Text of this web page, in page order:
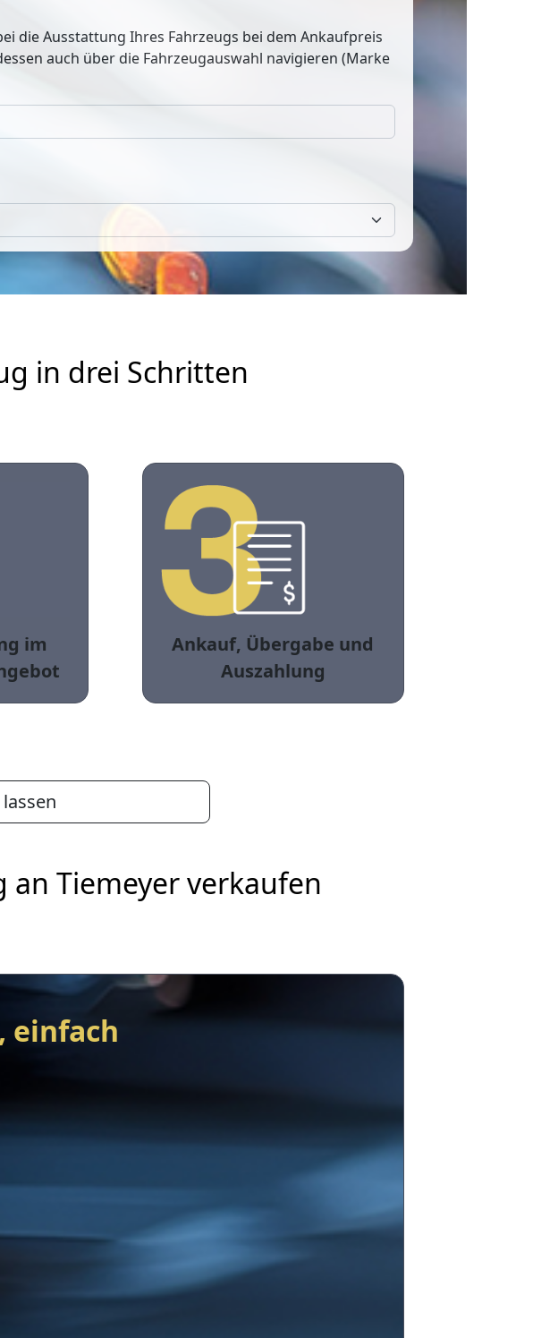
die Ausstattung Ihres Fahrzeugs bei dem Ankaufpreis
auch über die Fahrzeugauswahl navigieren (Marke
in drei Schritten
im
Ankauf, Übergabe und
Auszahlung
an Tiemeyer verkaufen
einfach